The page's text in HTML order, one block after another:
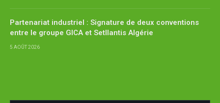
Partenariat industriel : Signature de deux conventions
entre le groupe GICA et Setllantis Algérie
5 AOÛT 2026